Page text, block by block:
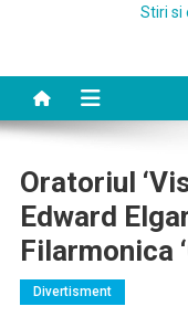
Stiri si
Oratoriul
Edward
Filarmonica
Divertisment